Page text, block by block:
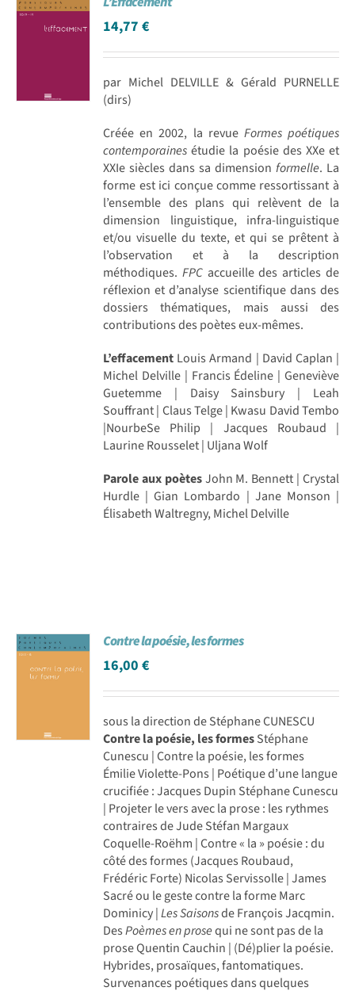
14,77€
par Michel DELVILLE & Gérald PURNELLE
(dirs)
Créée en 2002, la revue Formes poétiques
contemporaines étudie la poésie des XXe et
XXIe siècles dans sa dimension formelle. La
forme est ici conçue comme ressortissant à
l’ensemble des plans qui relèvent de la
dimension linguistique, infra-linguistique
et/ou visuelle du texte, et qui se prêtent à
l’observation et à la description
méthodiques. FPCaccueille des articles de
réflexion et d’analyse scientifique dans des
dossiers thématiques, mais aussi des
contributions des poètes eux-mêmes.
L’effacement Louis Armand | David Caplan |
Michel Delville | Francis Édeline | Geneviève
Guetemme | Daisy Sainsbury | Leah
Souffrant | Claus Telge | Kwasu David Tembo
|NourbeSe Philip | Jacques Roubaud |
Laurine Rousselet | Uljana Wolf
Parole aux poètesJohn M. Bennett | Crystal
Hurdle | Gian Lombardo | Jane Monson |
Élisabeth Waltregny, Michel Delville
Contre la poésie, les formes
16,00€
sous la direction de Stéphane CUNESCU
Contre la poésie, les formesStéphane
Cunescu | Contre la poésie, les formes
Émilie Violette-Pons | Poétique d’une langue
crucifiée : Jacques Dupin Stéphane Cunescu
| Projeter le vers avec la prose : les rythmes
contraires de Jude Stéfan Margaux
Coquelle-Roëhm | Contre « la » poésie : du
côté des formes (Jacques Roubaud,
Frédéric Forte) Nicolas Servissolle | James
Sacré ou le geste contre la forme Marc
Dominicy |Les Saisonsde François Jacqmin.
DesPoèmes en prosequi ne sont pas de la
prose Quentin Cauchin | (Dé)plier la poésie.
Hybrides, prosaïques, fantoma­tiques.
Survenances poétiques dans quelques